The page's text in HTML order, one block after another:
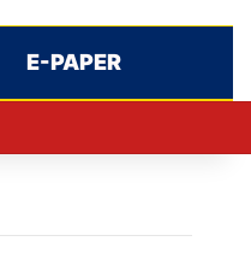
E-PAPER